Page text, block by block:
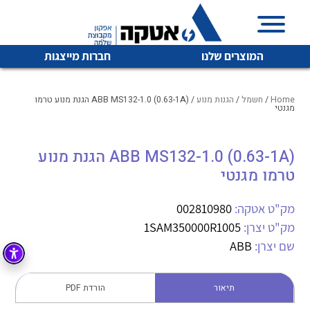
המוצרים שלנו חברות מייצגות
איכות | שרות | זמינות
אטקה בע”מ היא החברה הגדולה והמובילה בישראל בשיווק
מיתוג, בקרה , ואינסטלציה חשמלית ופעילה ב7 תחומים:
חשמל מיתוג ואינסטלציה חשמלית
קופסאות וארונות לחשמל, בקרה ואלקטרוניקה
לכל מוצרי היצרן לכל מוצרי היצרן
לכל מוצרי היצרן לכל מוצרי היצרן
Home
/ חשמל / הגנות מנוע / ABB MS132-1.0 (0.63-1A) הגנת מנוע טרמו
מגנטי
ABB MS132-1.0 (0.63-1A) הגנת מנוע
טרמו מגנטי
מק"ט אטקה: 002810980
מק"ט יצרן: 1SAM350000R1005
שם יצרן: ABB
תיאור הורדת PDF